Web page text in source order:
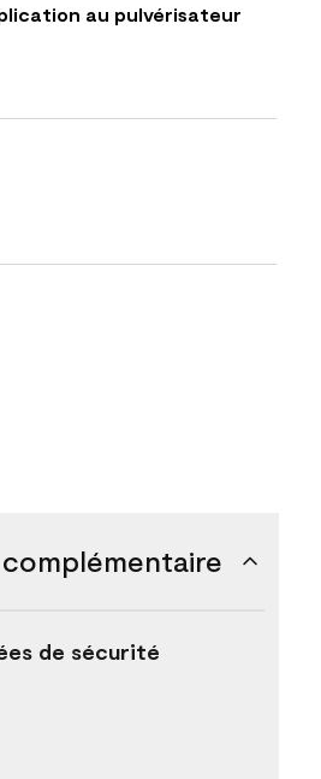
au pulvérisateur
de sécurité